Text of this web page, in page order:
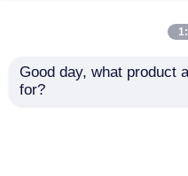
Kontakt
Good day, what product
for?